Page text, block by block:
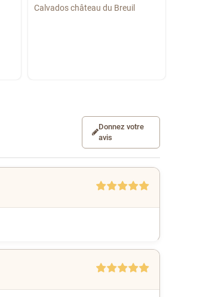
Calvados château du Breuil
Donnez votre
avis